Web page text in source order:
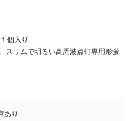
個入り
スリムで明るい高周波点灯専用形蛍
あり